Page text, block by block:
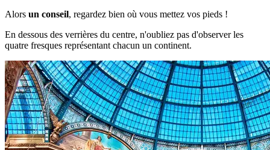
Alors un conseil, regardez bien où vous mettez vos pieds !
En dessous des verrières du centre, n'oubliez pas d'observer les
quatre fresques représentant chacun un continent.